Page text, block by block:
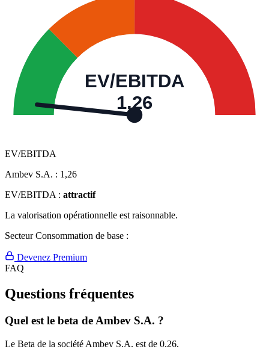
EV/EBITDA
1,26
EV/EBITDA
Ambev S.A. : 1,26
EV/EBITDA : attractif
La valorisation opérationnelle est raisonnable.
Secteur Consommation de base :
Devenez Premium
FAQ
Questions fréquentes
Quel est le beta de Ambev S.A. ?
Le Beta de la société Ambev S.A. est de 0.26.